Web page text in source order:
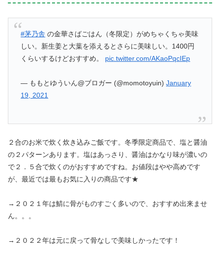
#茅乃舎 の金華さばごはん（冬限定）がめちゃくちゃ美味
しい。新生姜と大葉を添えるとさらに美味しい。1400円
くらいするけどおすすめ。 pic.twitter.com/AKaoPqcIEp
— ももとゆういん@ブロガー (@momotoyuin)January
19, 2021
２合のお米で炊く炊き込みご飯です。冬季限定商品で、塩と醤油
の２パターンあります。塩はあっさり、醤油はかなり味が濃いの
で２．５合で炊くのがおすすめですね。お値段はやや高めです
が、最近では最もお気に入りの商品です★
→２０２１年は鯖に骨がものすごく多いので、おすすめ出来ませ
ん。。。
→２０２２年は元に戻って骨なしで美味しかったです！